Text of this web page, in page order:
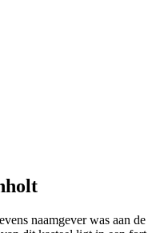
naamgever was aan de